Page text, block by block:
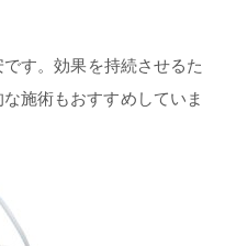
す。効果を持続させるた
施術もおすすめしていま